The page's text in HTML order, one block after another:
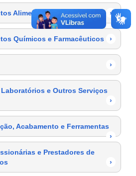
Alimentícios ›
Químicos e Farmacêuticos ›
›
e Outros Serviços
›
Acabamento e Ferramentas
›
e Prestadores de
›